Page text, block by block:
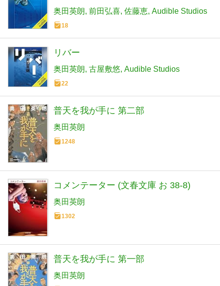
奥田英朗 前田弘喜 佐藤恵 Audible Studios
18
リバー
奥田英朗 古屋敷悠 Audible Studios
22
普天を我が手に 第二部
奥田英朗
1248
コメンテーター (文春文庫 お 38-8)
奥田英朗
1302
普天を我が手に 第一部
奥田英朗